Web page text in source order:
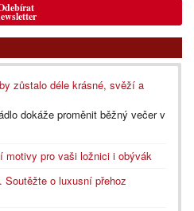
zůstalo déle krásné, svěží a
dokáže proměnit běžný večer v
motivy pro vaši ložnici i obývák
o luxusní přehoz